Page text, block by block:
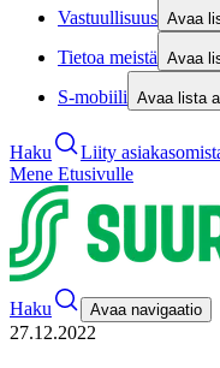
Vastuullisuus Avaa
Tietoa meistä Avaa
S-mobiili Avaa lista
Haku
Liity
Mene Etusivulle
Haku Avaa navigaatio
27.12.2022